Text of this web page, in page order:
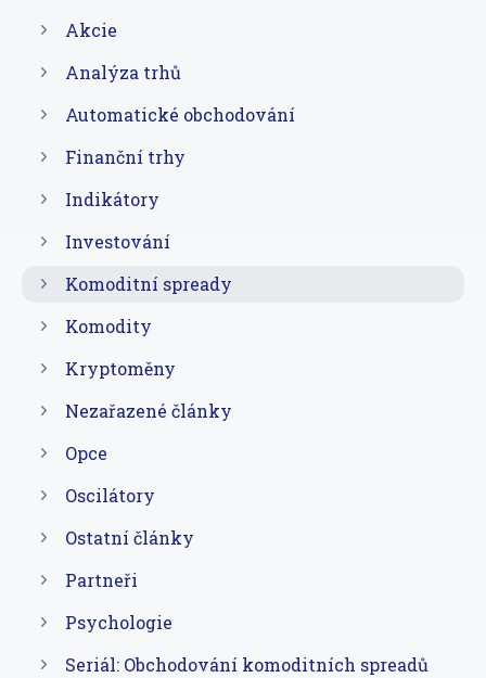
Akcie
Analýza trhů
Automatické obchodování
Finanční trhy
Indikátory
Investování
Komoditní spready
Komodity
Kryptoměny
Nezařazené články
Opce
Oscilátory
Ostatní články
Partneři
Psychologie
Seriál: Obchodování komoditních spreadů